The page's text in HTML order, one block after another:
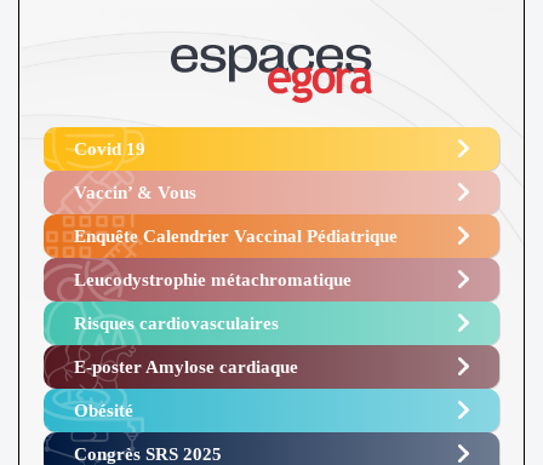
Covid 19
Vaccin’ & Vous
Enquête Calendrier Vaccinal Pédiatrique
Leucodystrophie métachromatique
Risques cardiovasculaires
E-poster Amylose cardiaque ​
Obésité ​
Congrès SRS 2025 ​